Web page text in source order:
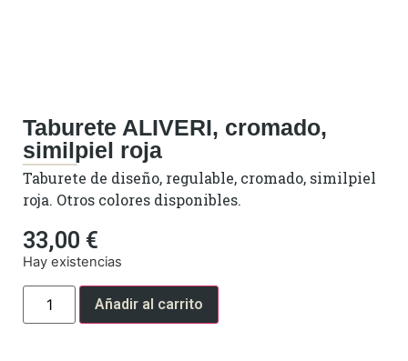
Taburete ALIVERI, cromado,
similpiel roja
Taburete de diseño, regulable, cromado, similpiel
roja. Otros colores disponibles.
33,00 €
Hay existencias
Añadir al carrito